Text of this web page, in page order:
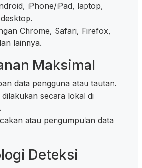
iPhone/iPad, laptop,
Chrome, Safari, Firefox,
lainnya.
Maksimal
data pengguna atau tautan.
secara lokal di
atau pengumpulan data
Deteksi